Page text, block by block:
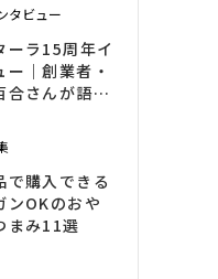
DASHI」
タビュー
ーラ15周年イ
ー｜創業者・
合さんが語
」ブランドの
で購入できる
ンOKのおや
まみ11選